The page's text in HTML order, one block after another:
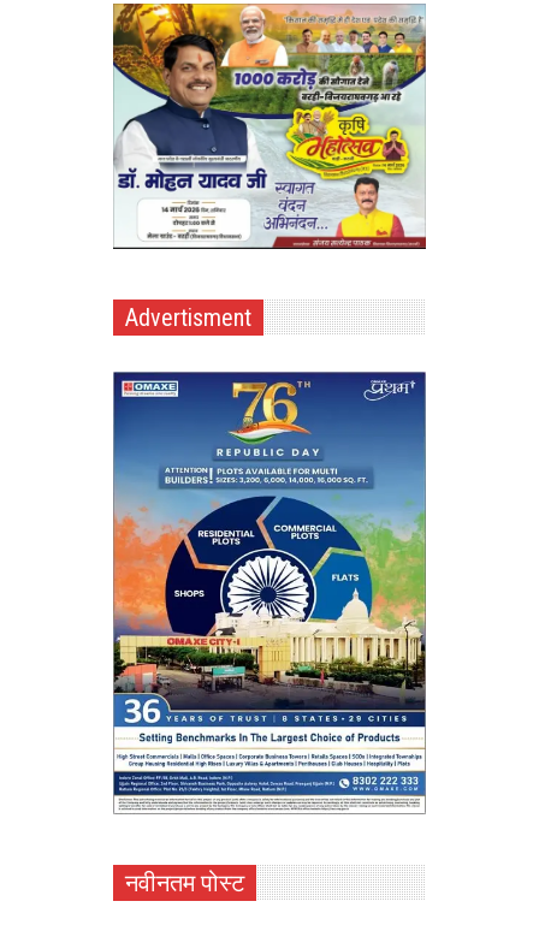
Advertisment
नवीनतम पोस्ट